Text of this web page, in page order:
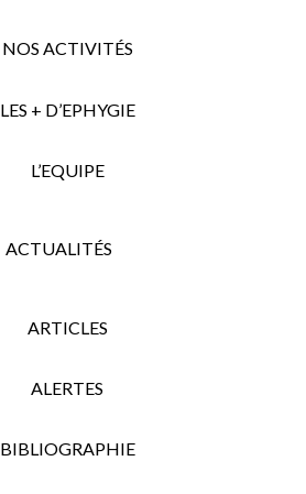
NOS ACTIVITÉS
LES + D’EPHYGIE
L’EQUIPE
ACTUALITÉS
ARTICLES
ALERTES
BIBLIOGRAPHIE